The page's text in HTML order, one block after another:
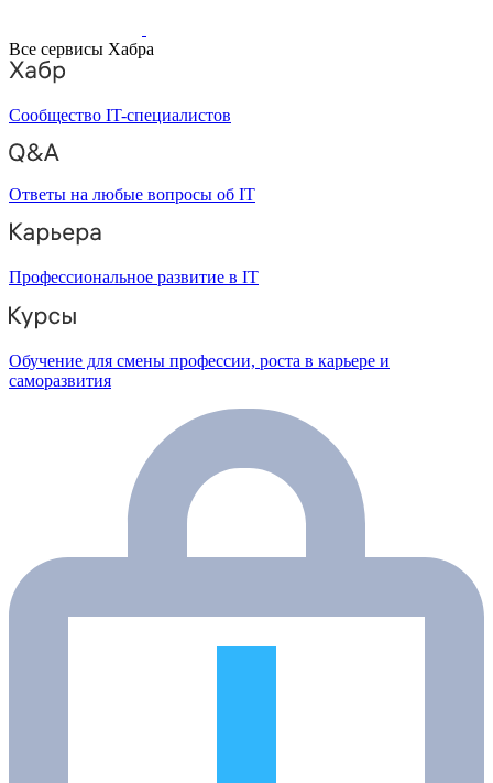
Все сервисы Хабра
Сообщество IT-специалистов
Ответы на любые вопросы об IT
Профессиональное развитие в IT
Обучение для смены профессии, роста в карьере и
саморазвития